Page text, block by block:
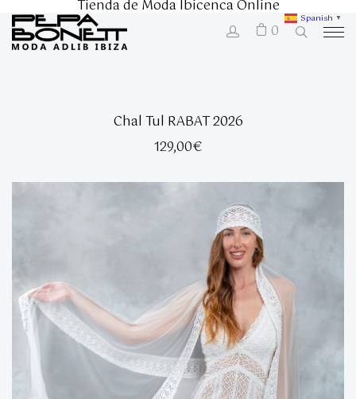
0
Tienda de Moda Ibicenca Online
Chal Tul RABAT 2026
129,00€
Spanish ▼